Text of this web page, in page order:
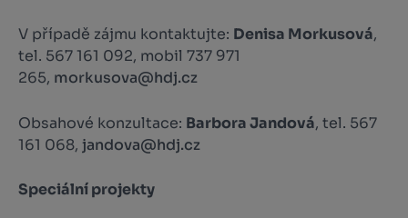
V případě zájmu kontaktujte: Denisa Morkusová,
tel. 567 161 092, mobil 737 971
265, morkusova@hdj.cz
Obsahové konzultace: Barbora Jandová, tel. 567
161 068, jandova@hdj.cz
Speciální projekty